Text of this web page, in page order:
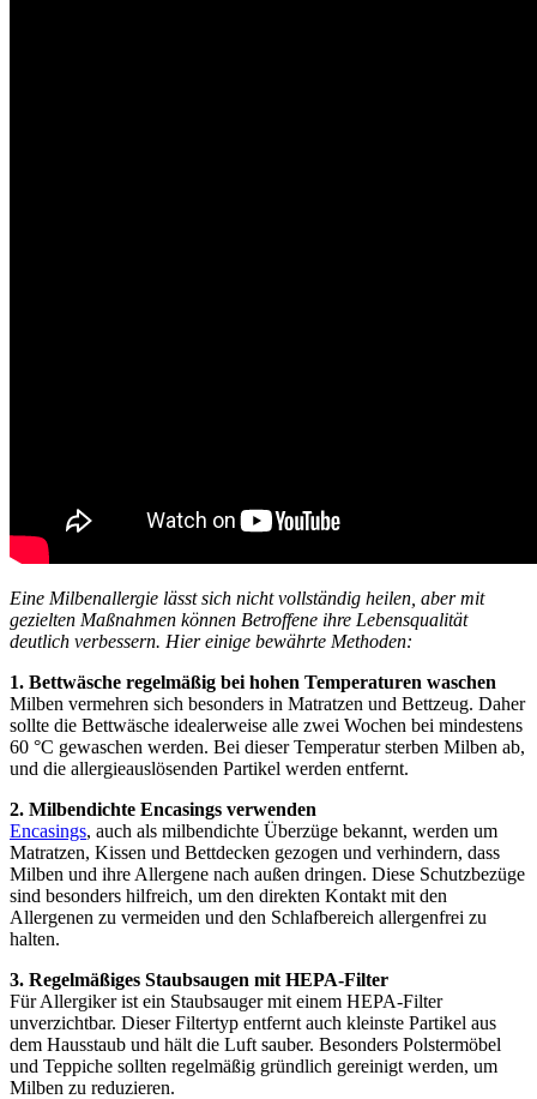
Eine Milbenallergie lässt sich nicht vollständig heilen, aber mit
gezielten Maßnahmen können Betroffene ihre Lebensqualität
deutlich verbessern. Hier einige bewährte Methoden:
1. Bettwäsche regelmäßig bei hohen Temperaturen waschen
Milben vermehren sich besonders in Matratzen und Bettzeug. Daher
sollte die Bettwäsche idealerweise alle zwei Wochen bei mindestens
60 °C gewaschen werden. Bei dieser Temperatur sterben Milben ab,
und die allergieauslösenden Partikel werden entfernt.
2. Milbendichte Encasings verwenden
Encasings, auch als milbendichte Überzüge bekannt, werden um
Matratzen, Kissen und Bettdecken gezogen und verhindern, dass
Milben und ihre Allergene nach außen dringen. Diese Schutzbezüge
sind besonders hilfreich, um den direkten Kontakt mit den
Allergenen zu vermeiden und den Schlafbereich allergenfrei zu
halten.
3. Regelmäßiges Staubsaugen mit HEPA-Filter
Für Allergiker ist ein Staubsauger mit einem HEPA-Filter
unverzichtbar. Dieser Filtertyp entfernt auch kleinste Partikel aus
dem Hausstaub und hält die Luft sauber. Besonders Polstermöbel
und Teppiche sollten regelmäßig gründlich gereinigt werden, um
Milben zu reduzieren.